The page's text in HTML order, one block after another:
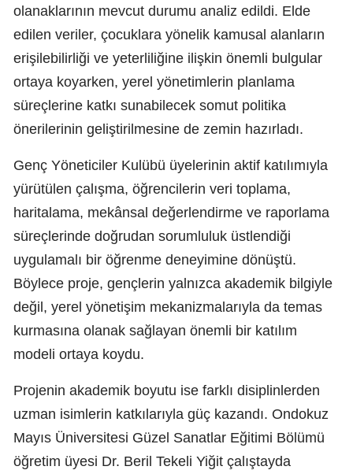
olanaklarının mevcut durumu analiz edildi. Elde
edilen veriler, çocuklara yönelik kamusal alanların
erişilebilirliği ve yeterliliğine ilişkin önemli bulgular
ortaya koyarken, yerel yönetimlerin planlama
süreçlerine katkı sunabilecek somut politika
önerilerinin geliştirilmesine de zemin hazırladı.
Genç Yöneticiler Kulübü üyelerinin aktif katılımıyla
yürütülen çalışma, öğrencilerin veri toplama,
haritalama, mekânsal değerlendirme ve raporlama
süreçlerinde doğrudan sorumluluk üstlendiği
uygulamalı bir öğrenme deneyimine dönüştü.
Böylece proje, gençlerin yalnızca akademik bilgiyle
değil, yerel yönetişim mekanizmalarıyla da temas
kurmasına olanak sağlayan önemli bir katılım
modeli ortaya koydu.
Projenin akademik boyutu ise farklı disiplinlerden
uzman isimlerin katkılarıyla güç kazandı. Ondokuz
Mayıs Üniversitesi Güzel Sanatlar Eğitimi Bölümü
öğretim üyesi Dr. Beril Tekeli Yiğit çalıştayda